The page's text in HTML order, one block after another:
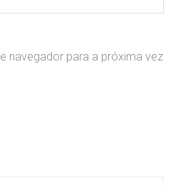
navegador para a próxima vez